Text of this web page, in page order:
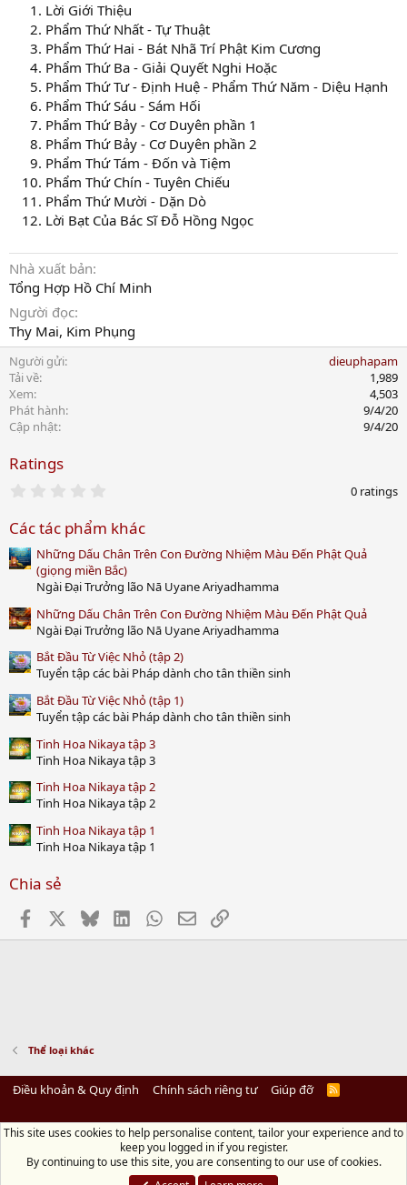
Lời Giới Thiệu
Phẩm Thứ Nhất - Tự Thuật
Phẩm Thứ Hai - Bát Nhã Trí Phật Kim Cương
Phẩm Thứ Ba - Giải Quyết Nghi Hoặc
Phẩm Thứ Tư - Định Huệ - Phẩm Thứ Năm - Diệu Hạnh
Phẩm Thứ Sáu - Sám Hối
Phẩm Thứ Bảy - Cơ Duyên phần 1
Phẩm Thứ Bảy - Cơ Duyên phần 2
Phẩm Thứ Tám - Đốn và Tiệm
Phẩm Thứ Chín - Tuyên Chiếu
Phẩm Thứ Mười - Dặn Dò
Lời Bạt Của Bác Sĩ Đỗ Hồng Ngọc
Nhà xuất bản
Tổng Hợp Hồ Chí Minh
Người đọc
Thy Mai, Kim Phụng
Người gửi
dieuphapam
Tải về
1,989
Xem
4,503
Phát hành
9/4/20
Cập nhật
9/4/20
Ratings
0
t
a
r
(
s
)
0 ratings
Các tác phẩm khác
Những Dấu Chân Trên Con Đường Nhiệm Màu Đến Phật Quả
(giọng miền Bắc)
Ngài Đại Trưởng lão Nā Uyane Ariyadhamma
Những Dấu Chân Trên Con Đường Nhiệm Màu Đến Phật Quả
Ngài Đại Trưởng lão Nā Uyane Ariyadhamma
Bắt Đầu Từ Việc Nhỏ (tập 2)
Tuyển tập các bài Pháp dành cho tân thiền sinh
Bắt Đầu Từ Việc Nhỏ (tập 1)
Tuyển tập các bài Pháp dành cho tân thiền sinh
Tinh Hoa Nikaya tập 3
Tinh Hoa Nikaya tập 3
Tinh Hoa Nikaya tập 2
Tinh Hoa Nikaya tập 2
Tinh Hoa Nikaya tập 1
Tinh Hoa Nikaya tập 1
Chia sẻ
Facebook BlueskyLinkedInWhatsApp
EmailLink
Thể loại khác
Điều khoản & Quy định Chính sách riêng tư Giúp đỡ
R
Diệu Pháp Âm
Chùa Diệu Pháp - Số 72/14 Phú Mỹ, Phú Hòa Đông, Củ Chi, TP.HCM
đồ)
Điện thoại: 028.36208438 | Email: bientap@dieuphapam.net
This site uses cookies to help personalise content, tailor your experience and to
keep you logged in if you register.
By continuing to use this site, you are consenting to our use of cookies.